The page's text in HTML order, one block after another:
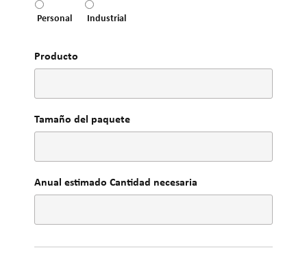
Personal Industrial
Producto
Tamaño del paquete
Anual estimado Cantidad necesaria